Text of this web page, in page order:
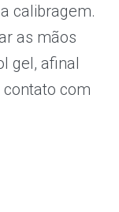
calibragem.
as mãos
gel, afinal
com